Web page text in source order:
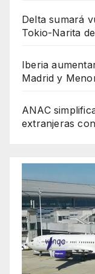
Delta sumará
Tokio-Narita
Iberia
Madrid y
ANAC
extranjeras